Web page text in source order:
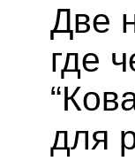
Две
где
для